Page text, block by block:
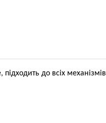
до всіх механізмів